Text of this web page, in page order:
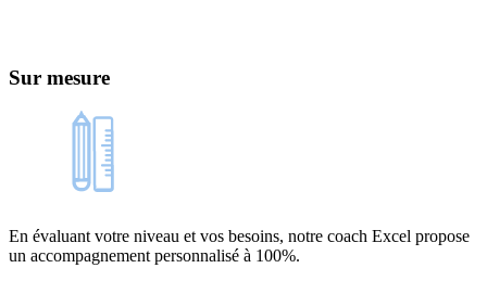
Sur mesure
En évaluant votre niveau et vos besoins, notre coach Excel propose
un accompagnement personnalisé à 100%.